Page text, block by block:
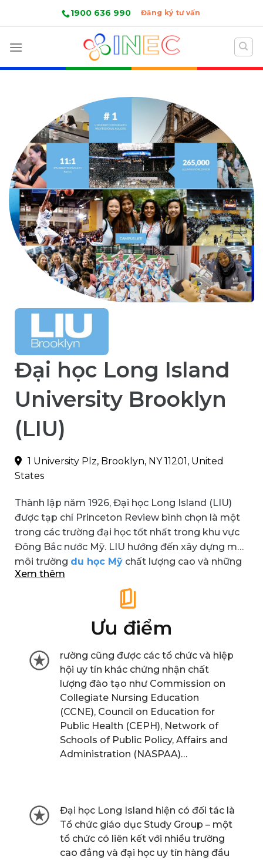
1900 636 990 Đăng ký tư vấn
Đại học Long Island
University Brooklyn
(LIU)
1 University Plz, Brooklyn, NY 11201, United
States
Thành lập năm 1926, Đại học Long Island (LIU)
được tạp chí Princeton Review bình chọn là một
trong các trường đại học tốt nhất trong khu vực
Đông Bắc nước Mỹ. LIU hướng đến xây dựng một
môi trường du học Mỹ chất lượng cao và những
cơ hội thực hiện các nghiên cứu có tầm ảnh
hưởng với một đội ngũ giảng viên được công
nhận quốc tế. Đại học Long Island có nhiều cơ sở
đào tạo trong và ngoài nước, mỗi năm trường có
gần 17.000 sinh viên theo học.
Xem thêm
Ưu điểm
rường cũng được các tổ chức và hiệp
hội uy tín khác chứng nhận chất
lượng đào tạo như Commission on
Collegiate Nursing Education
(CCNE), Council on Education for
Public Health (CEPH), Network of
Schools of Public Policy, Affairs and
Administration (NASPAA)…
Đại học Long Island hiện có đối tác là
Tổ chức giáo dục Study Group – một
tổ chức có liên kết với nhiều trường
cao đẳng và đại học uy tín hàng đầu